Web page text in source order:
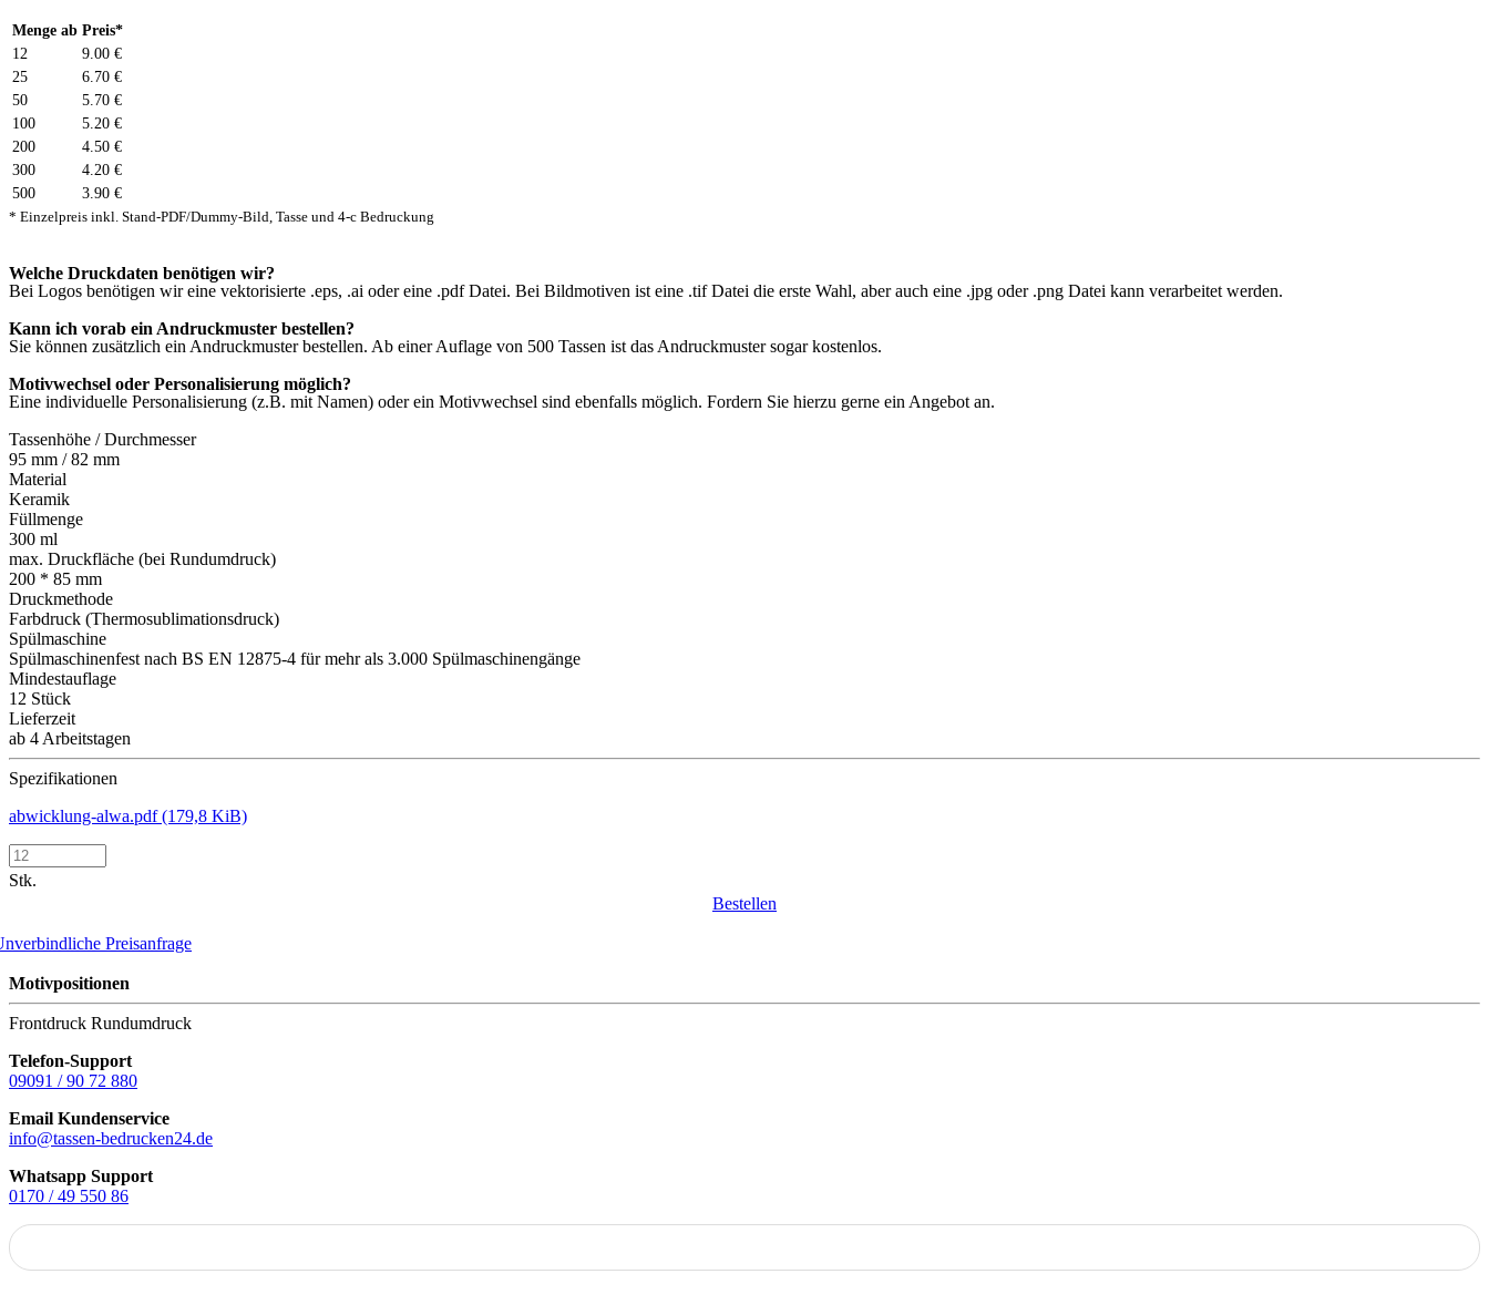
Menge ab Preis*
12
9.00 €
25
6.70 €
50
5.70 €
100
5.20 €
200
4.50 €
300
4.20 €
500
3.90 €
* Einzelpreis inkl. Stand-PDF/Dummy-Bild, Tasse und 4-c Bedruckung
Welche Druckdaten benötigen wir?
Bei Logos benötigen wir eine vektorisierte .eps, .ai oder eine .pdf Datei. Bei Bildmotiven ist eine .tif Datei die erste Wahl, aber auch eine .jpg oder .png Datei kann verarbeitet werden.
Kann ich vorab ein Andruckmuster bestellen?
Sie können zusätzlich ein Andruckmuster bestellen. Ab einer Auflage von 500 Tassen ist das Andruckmuster sogar kostenlos.
Motivwechsel oder Personalisierung möglich?
Eine individuelle Personalisierung (z.B. mit Namen) oder ein Motivwechsel sind ebenfalls möglich. Fordern Sie hierzu gerne ein Angebot an.
Tassenhöhe / Durchmesser
95 mm / 82 mm
Material
Keramik
Füllmenge
300 ml
max. Druckfläche (bei Rundumdruck)
200 * 85 mm
Druckmethode
Farbdruck (Thermosublimationsdruck)
Spülmaschine
Spülmaschinenfest nach BS EN 12875-4 für mehr als 3.000 Spülmaschinengänge
Mindestauflage
12 Stück
Lieferzeit
ab 4 Arbeitstagen
Spezifikationen
abwicklung-alwa.pdf(179,8 KiB)
Stk.
Bestellen
Preisanfrage
Motivpositionen
Frontdruck Rundumdruck
Telefon-Support
09091 / 90 72 880
Email Kundenservice
info@tassen-bedrucken24.de
Whatsapp Support
0170 / 49 550 86